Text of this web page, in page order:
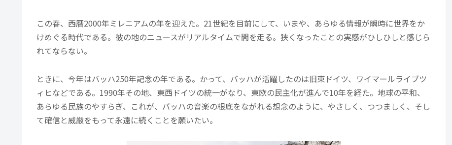
この春、西暦2000年ミレニアムの年を迎えた。21世紀を目前にして、いまや、あらゆる情報が瞬時に世界をか
けめぐる時代である。彼の地のニュースがリアルタイムで間を走る。狭くなったことの実感がひしひしと感じら
れてならない。
ときに、今年はバッハ250年記念の年である。かって、バッハが活躍したのは旧東ドイツ、ワイマールライブツ
ィヒなどである。1990年その地、東西ドイツの統一がなり、東欧の民主化が進んで10年を経た。地球の平和、
あらゆる民族のやすらぎ、これが、バッハの音楽の根底をながれる想念のように、やさしく、つつましく、そし
て確信と威厳をもって永遠に続くことを願いたい。